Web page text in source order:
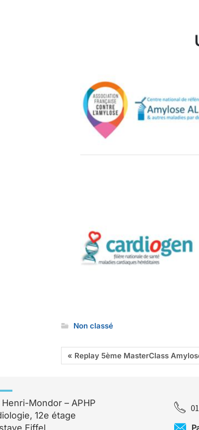
Non classé
« Replay 5ème MasterClass
Mondor – APHP
12e étage
Eiffel